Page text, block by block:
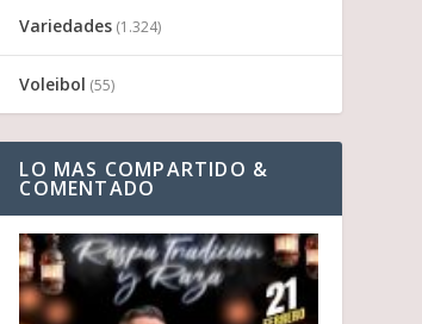
Variedades (1.324)
Voleibol (55)
LO MAS COMPARTIDO &
COMENTADO